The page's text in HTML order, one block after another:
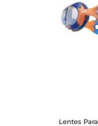
Lentes